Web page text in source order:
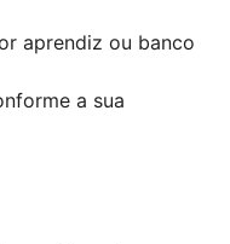
aprendiz ou banco
a sua